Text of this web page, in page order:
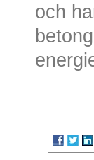
och